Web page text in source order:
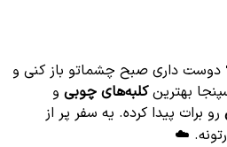
داری صبح چشماتو باز کنی و
بهترینکلبه‌های چوبی و
رو برات پیدا کرده. یه سفر پر از
☁️